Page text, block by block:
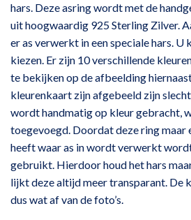
hars. Deze asring wordt met de
uit hoogwaardig 925 Sterling Zilver.
er as verwerkt in een speciale hars. U
kiezen. Er zijn 10 verschillende
te bekijken op de afbeelding
kleurenkaart zijn afgebeeld zijn
wordt handmatig op kleur gebracht,
toegevoegd. Doordat deze ring maar
heeft waar as in wordt verwerkt
gebruikt. Hierdoor houd het hars
lijkt deze altijd meer transparant. De
dus wat af van de foto’s.